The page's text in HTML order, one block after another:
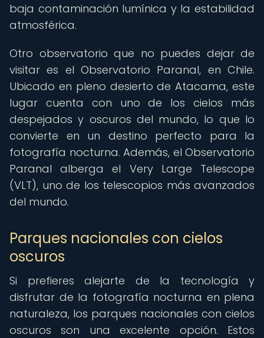
baja contaminación lumínica y la estabilidad
atmosférica.
Otro observatorio que no puedes dejar de
visitar es el Observatorio Paranal, en Chile.
Ubicado en pleno desierto de Atacama, este
lugar cuenta con uno de los cielos más
despejados y oscuros del mundo, lo que lo
convierte en un destino perfecto para la
fotografía nocturna. Además, el Observatorio
Paranal alberga el Very Large Telescope
(VLT), uno de los telescopios más avanzados
del mundo.
Parques nacionales con cielos
oscuros
Si prefieres alejarte de la tecnología y
disfrutar de la fotografía nocturna en plena
naturaleza, los parques nacionales con cielos
oscuros son una excelente opción. Estos